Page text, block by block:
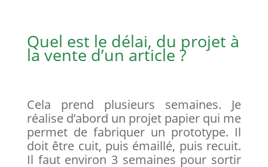
Quel est le délai, du projet à
la vente d’un article ?
Cela prend plusieurs semaines. Je
réalise d’abord un projet papier qui me
permet de fabriquer un prototype. Il
doit être cuit, puis émaillé, puis recuit.
Il faut environ 3 semaines pour sortir